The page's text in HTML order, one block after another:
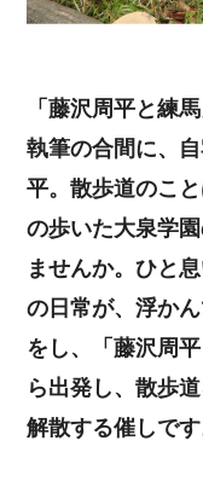
「藤沢周平と練
執筆の合間に、
平。散歩道のこ
の歩いた大泉学
ませんか。ひと
の日常が、浮か
をし、「藤沢周
ら出発し、散歩
解散する催しです